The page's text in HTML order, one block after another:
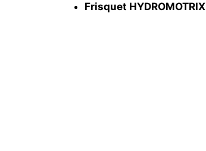
Frisquet HYDROMOTRIX